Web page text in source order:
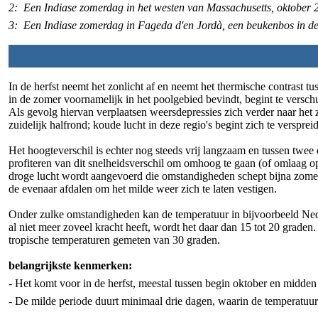
2: Een Indiase zomerdag in het westen van Massachusetts, oktober
3: Een Indiase zomerdag in Fageda d'en Jordà, een beukenbos in
In de herfst neemt het zonlicht af en neemt het thermische contrast
in de zomer voornamelijk in het poolgebied bevindt, begint te
Als gevolg hiervan verplaatsen weersdepressies zich verder naar
zuidelijk halfrond; koude lucht in deze regio's begint zich te
Het hoogteverschil is echter nog steeds vrij langzaam en tussen
profiteren van dit snelheidsverschil om omhoog te gaan (of omlaag
droge lucht wordt aangevoerd die omstandigheden schept bijna
de evenaar afdalen om het milde weer zich te laten vestigen.
Onder zulke omstandigheden kan de temperatuur in bijvoorbeeld
al niet meer zoveel kracht heeft, wordt het daar dan 15 tot 20
tropische temperaturen gemeten van 30 graden.
belangrijkste kenmerken:
- Het komt voor in de herfst, meestal tussen begin oktober en
- De milde periode duurt minimaal drie dagen, waarin de